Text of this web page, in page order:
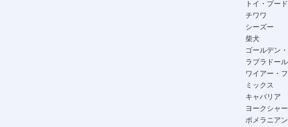
トイ・プー
チワワ
シーズー
柴犬
ゴールデン
ラブラドー
ワイアー・
ミックス
キャバリア
ヨークシャ
ポメラニアン